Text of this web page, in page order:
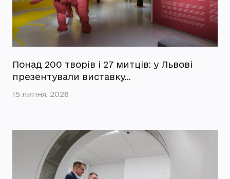
Понад 200 творів і 27 митців: у Львові
презентували виставку…
15 липня, 2026